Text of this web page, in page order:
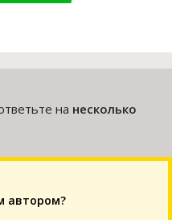
на несколько
автором?